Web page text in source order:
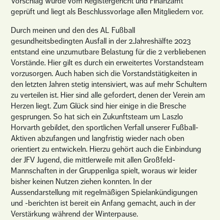
geprüft und liegt als Beschlussvorlage allen Mitgliedern vor.
Durch meinen und den des AL Fußball
gesundheitsbedingten Ausfall in der 2.Jahreshälfte 2023
entstand eine unzumutbare Belastung für die 2 verbliebenen
Vorstände. Hier gilt es durch ein erweitertes Vorstandsteam
vorzusorgen. Auch haben sich die Vorstandstätigkeiten in
den letzten Jahren stetig intensiviert, was auf mehr Schultern
zu verteilen ist. Hier sind alle gefordert, denen der Verein am
Herzen liegt. Zum Glück sind hier einige in die Bresche
gesprungen. So hat sich ein Zukunftsteam um Laszlo
Horvarth gebildet, den sportlichen Verfall unserer Fußball-
Aktiven abzufangen und langfristig wieder nach oben
orientiert zu entwickeln. Hierzu gehört auch die Einbindung
der JFV Jugend, die mittlerweile mit allen Großfeld-
Mannschaften in der Gruppenliga spielt, woraus wir leider
bisher keinen Nutzen ziehen konnten. In der
Aussendarstellung mit regelmäßigen Spielankündigungen
und -berichten ist bereit ein Anfang gemacht, auch in der
Verstärkung während der Winterpause.